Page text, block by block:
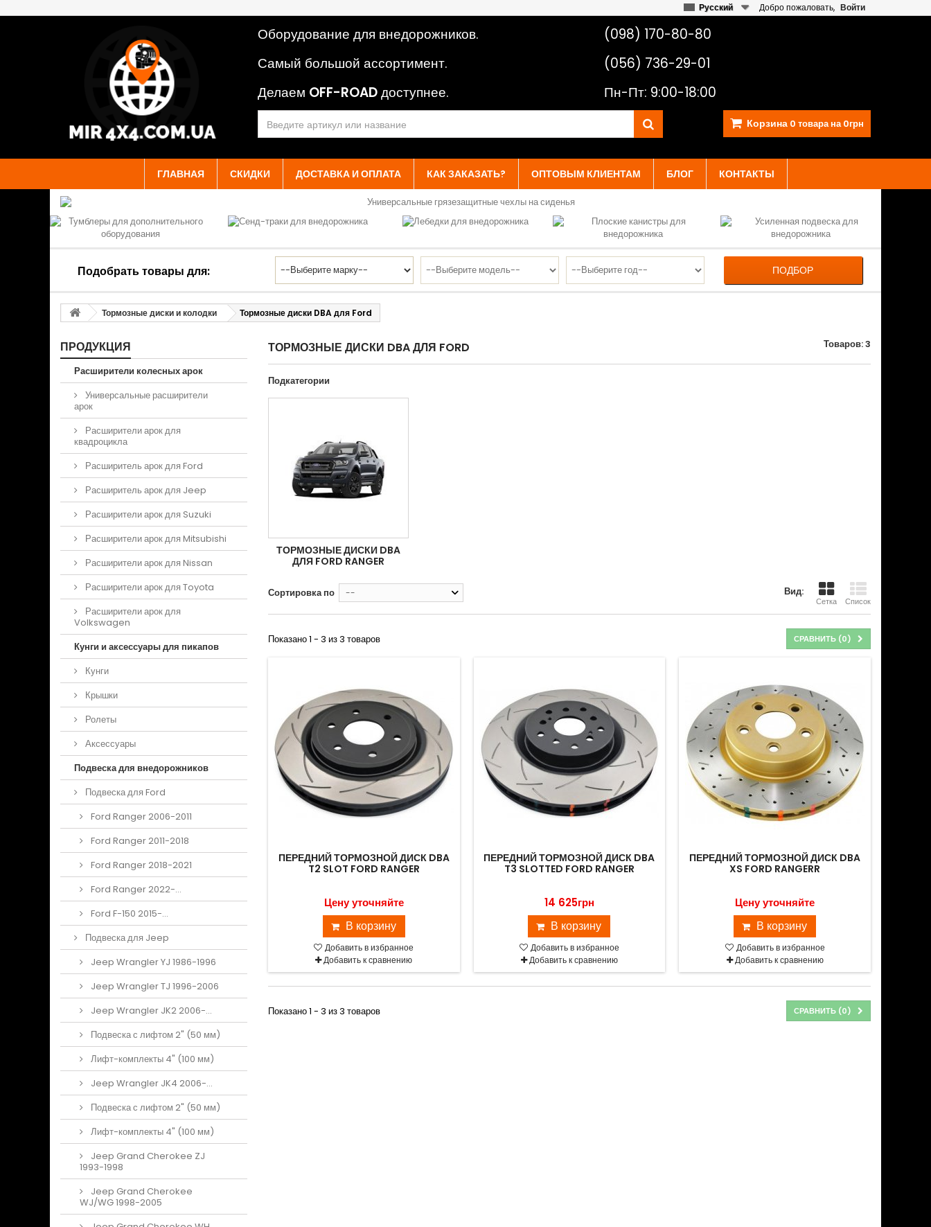
Добро пожаловать, Войти
Русский
Оборудование для внедорожников.
(098) 170-80-80
Самый большой ассортимент.
(056) 736-29-01
Делаем OFF-ROADдоступнее. Пн-Пт: 9:00-18:00
Корзина 0 товара на 0грн
ГЛАВНАЯ СКИДКИ ДОСТАВКА И ОПЛАТА КАК ЗАКАЗАТЬ? ОПТОВЫМ КЛИЕНТАМ БЛОГ КОНТАКТЫ
Подобрать товары для: ПОДБОР
Тормозные диски и колодки Тормозные диски DBA для Ford
ПРОДУКЦИЯ
Расширители колесных арок
Универсальные расширители
арок
Расширители арок для
квадроцикла
Расширитель арок для Ford
Расширитель арок для Jeep
Расширители арок для Suzuki
Расширители арок для Mitsubishi
Расширители арок для Nissan
Расширители арок для Toyota
Расширители арок для
Volkswagen
Кунги и аксессуары для пикапов
Кунги
Крышки
Ролеты
Аксессуары
Подвеска для внедорожников
Подвеска для Ford
Ford Ranger 2006-2011
Ford Ranger 2011-2018
Ford Ranger 2018-2021
Ford Ranger 2022-...
Ford F-150 2015-...
Подвеска для Jeep
Jeep Wrangler YJ 1986-1996
Jeep Wrangler TJ 1996-2006
Jeep Wrangler JK2 2006-...
Подвеска с лифтом 2" (50 мм)
Лифт-комплекты 4" (100 мм)
Jeep Wrangler JK4 2006-...
Подвеска с лифтом 2" (50 мм)
Лифт-комплекты 4" (100 мм)
Jeep Grand Cherokee ZJ
1993-1998
Jeep Grand Cherokee
WJ/WG 1998-2005
ТОРМОЗНЫЕ ДИСКИ DBA ДЛЯ FORD Товаров: 3
Подкатегории
ТОРМОЗНЫЕ ДИСКИ DBA
ДЛЯ FORD RANGER
Вид:
Сетка Список
Сортировка по --
СРАВНИТЬ (0)
Показано 1 - 3 из 3 товаров
ПЕРЕДНИЙ ТОРМОЗНОЙ ДИСК DBA
T2 SLOT FORD RANGER
Цену уточняйте
В корзину
Добавить в избранное
Добавить к сравнению
ПЕРЕДНИЙ ТОРМОЗНОЙ ДИСК DBA
T3 SLOTTED FORD RANGER
14 625грн
В корзину
Добавить в избранное
Добавить к сравнению
ПЕРЕДНИЙ ТОРМОЗНОЙ ДИСК DBA
XS FORD RANGERR
Цену уточняйте
В корзину
Добавить в избранное
Добавить к сравнению
СРАВНИТЬ (0)
Показано 1 - 3 из 3 товаров